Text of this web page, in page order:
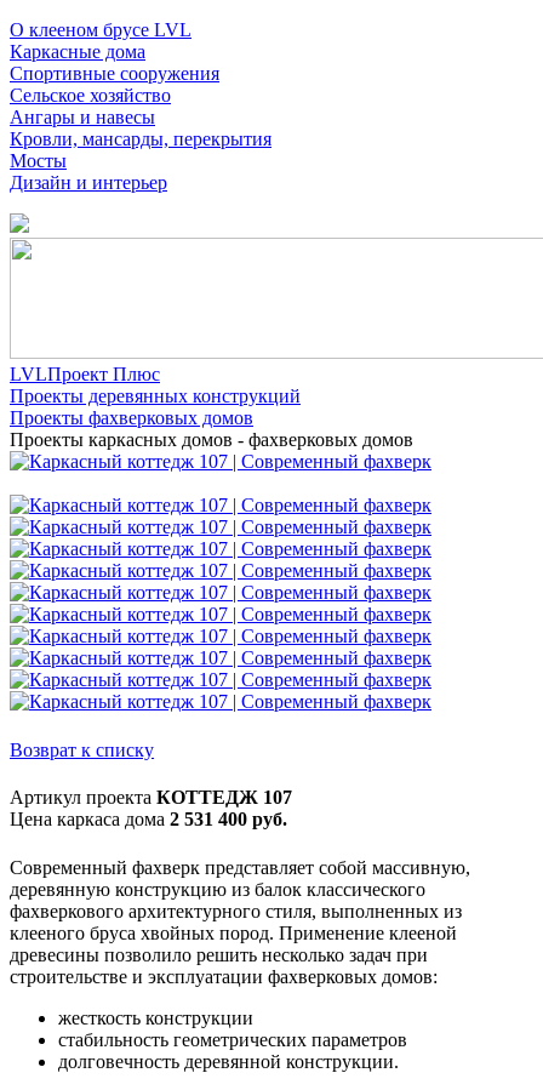
О клееном брусе LVL
Каркасные дома
Спортивные сооружения
Сельское хозяйство
Ангары и навесы
Кровли, мансарды, перекрытия
Мосты
Дизайн и интерьер
LVLПроект Плюс
Проекты деревянных конструкций
Проекты фахверковых домов
Проекты каркасных домов - фахверковых домов
Возврат к списку
Артикул проекта КОТТЕДЖ 107
Цена каркаса дома 2 531 400 руб.
Современный фахверк представляет собой массивную,
деревянную конструкцию из балок классического
фахверкового архитектурного стиля, выполненных из
клееного бруса хвойных пород. Применение клееной
древесины позволило решить несколько задач при
строительстве и эксплуатации фахверковых домов:
жесткость конструкции
стабильность геометрических параметров
долговечность деревянной конструкции.